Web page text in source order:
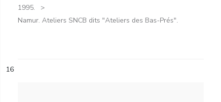
1995.
Namur. Ateliers SNCB dits "Ateliers des Bas-Prés".
16